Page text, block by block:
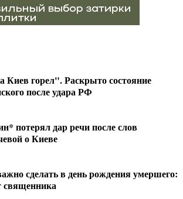
Киев горел". Раскрыто состояние
после удара РФ
потерял дар речи после слов
о Киеве
сделать в день рождения умершего:
священника